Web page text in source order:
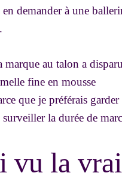
demander à une
marque au talon a disparu
fine en mousse
que je préférais garder
la durée de
vu la